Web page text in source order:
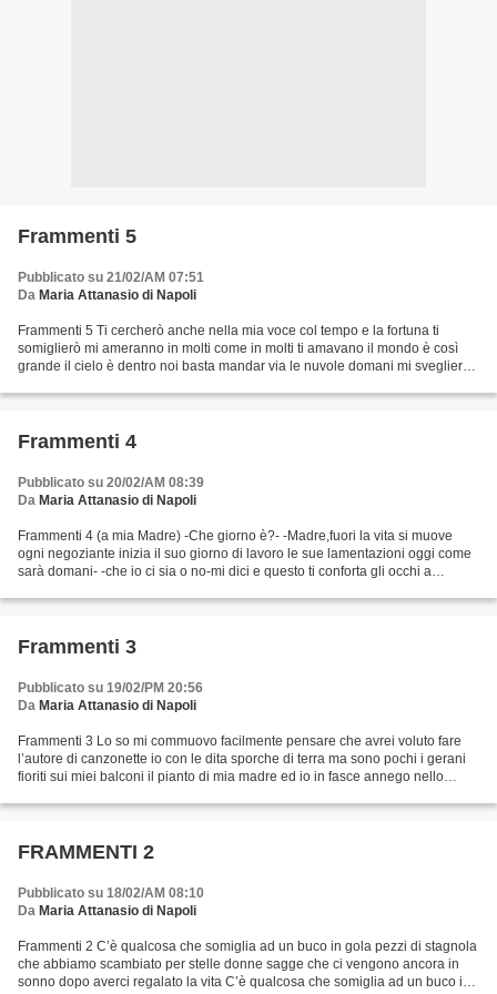
Frammenti 5
Pubblicato su 21/02/AM 07:51
Da Maria Attanasio di Napoli
Frammenti 5 Ti cercherò anche nella mia voce col tempo e la fortuna ti
somiglierò mi ameranno in molti come in molti ti amavano il mondo è così
grande il cielo è dentro noi basta mandar via le nuvole domani mi sveglierò
Frammenti 4
Pubblicato su 20/02/AM 08:39
Da Maria Attanasio di Napoli
Frammenti 4 (a mia Madre) -Che giorno è?- -Madre,fuori la vita si muove
ogni negoziante inizia il suo giorno di lavoro le sue lamentazioni oggi come
sarà domani- -che io ci sia o no-mi dici e questo ti conforta gli occhi a
Frammenti 3
Pubblicato su 19/02/PM 20:56
Da Maria Attanasio di Napoli
Frammenti 3 Lo so mi commuovo facilmente pensare che avrei voluto fare
l’autore di canzonette io con le dita sporche di terra ma sono pochi i gerani
fioriti sui miei balconi il pianto di mia madre ed io in fasce annego nello
FRAMMENTI 2
Pubblicato su 18/02/AM 08:10
Da Maria Attanasio di Napoli
Frammenti 2 C’è qualcosa che somiglia ad un buco in gola pezzi di stagnola
che abbiamo scambiato per stelle donne sagge che ci vengono ancora in
sonno dopo averci regalato la vita C’è qualcosa che somiglia ad un buco in